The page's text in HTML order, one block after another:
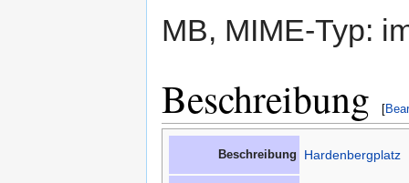
MB, MIME-Typ:
Beschreibung [
Beschreibung Hardenbergplatz